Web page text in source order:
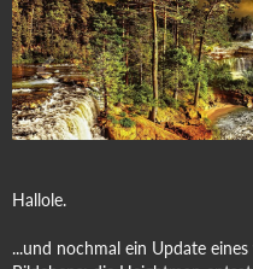
Hallole.
...und nochmal ein Update